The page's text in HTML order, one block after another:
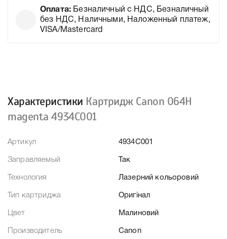
Оплата: Безналичный с НДС, Безналичный
без НДС, Наличными, Наложенный платеж,
VISA/Mastercard
Характеристики Картридж Canon 064H
magenta 4934C001
Артикул 4934C001
Заправляемый Так
Технология Лазерний кольоровий
Тип картриджа Оригінал
Цвет Малиновий
Производитель Canon